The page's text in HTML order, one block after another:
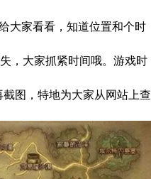
大家看看，知道位置和个时
，大家抓紧时间哦。游戏时
图，特地为大家从网站上查